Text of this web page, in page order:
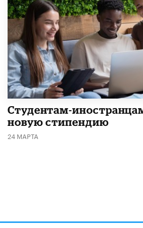
Студентам-
новую стипендию
24 МАРТА